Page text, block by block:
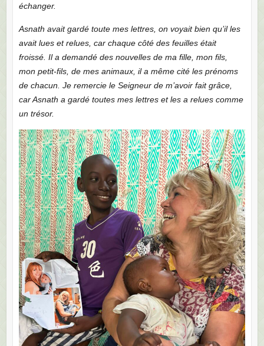
échanger.
Asnath avait gardé toute mes lettres, on voyait bien qu’il les
avait lues et relues, car chaque côté des feuilles était
froissé. Il a demandé des nouvelles de ma fille, mon fils,
mon petit-fils, de mes animaux, il a même cité les prénoms
de chacun. Je remercie le Seigneur de m’avoir fait grâce,
car Asnath a gardé toutes mes lettres et les a relues comme
un trésor.